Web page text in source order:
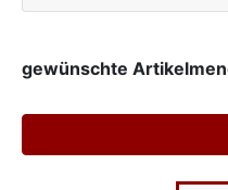
gewünschte